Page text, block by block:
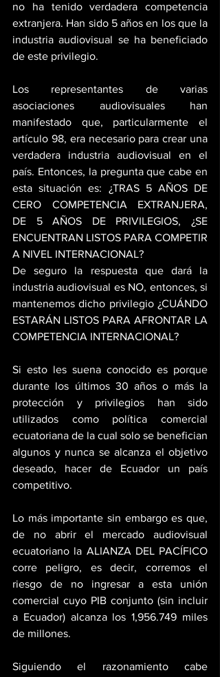
no ha tenido verdadera competencia
extranjera. Han sido 5 años en los que la
industria audiovisual se ha beneficiado
de este privilegio.
Los representantes de varias
asociaciones audiovisuales han
manifestado que, particularmente el
artículo 98, era necesario para crear una
verdadera industria audiovisual en el
país. Entonces, la pregunta que cabe en
esta situación es: ¿TRAS 5 AÑOS DE
CERO COMPETENCIA EXTRANJERA,
DE 5 AÑOS DE PRIVILEGIOS, ¿SE
ENCUENTRAN LISTOS PARA COMPETIR
A NIVEL INTERNACIONAL?
De seguro la respuesta que dará la
industria audiovisual es NO, entonces, si
mantenemos dicho privilegio ¿CUÁNDO
ESTARÁN LISTOS PARA AFRONTAR LA
COMPETENCIA INTERNACIONAL?
Si esto les suena conocido es porque
durante los últimos 30 años o más la
protección y privilegios han sido
utilizados como política comercial
ecuatoriana de la cual solo se benefician
algunos y nunca se alcanza el objetivo
deseado, hacer de Ecuador un país
competitivo.
Lo más importante sin embargo es que,
de no abrir el mercado audiovisual
ecuatoriano la ALIANZA DEL PACÍFICO
corre peligro, es decir, corremos el
riesgo de no ingresar a esta unión
comercial cuyo PIB conjunto (sin incluir
a Ecuador) alcanza los 1,956.749 miles
de millones.
Siguiendo el razonamiento cabe